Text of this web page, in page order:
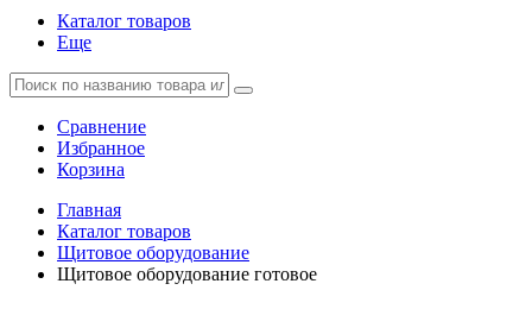
Каталог товаров
Еще
Сравнение
Избранное
Корзина
Главная
Каталог товаров
Щитовое оборудование
Щитовое оборудование готовое